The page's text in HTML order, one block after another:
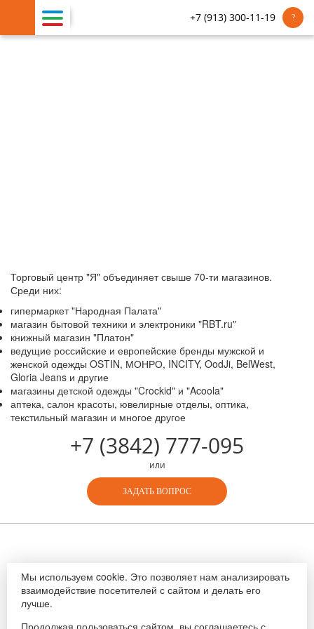
+7 (913) 300-11-19
Торговый центр "Я" объединяет свыше 70-ти магазинов.
Среди них:
гипермаркет "Народная Палата"
магазин бытовой техники и электроники "RBT.ru"
книжный магазин "Платон"
ведущие российские и европейские бренды мужской и
женской одежды OSTIN, МОНРО, INCITY, OodJi, BelWest,
Gloria Jeans и другие
магазины детской одежды "Crockid" и "Acoola"
аптека, салон красоты, ювелирные отделы, оптика,
текстильный магазин и многое другое
+7 (3842) 777-095
или
ЗАДАТЬ ВОПРОС
«Пятое измерение»
2024 г.
Обращаем Ваше внимание на то, что данный интернет-сайт носит
исключительно информационный характер и ни при каких условиях
Мы используем cookie. Это позволяет нам анализировать
взаимодействие посетителей с сайтом и делать его
лучше.
Продолжая пользоваться сайтом, вы соглашаетесь с